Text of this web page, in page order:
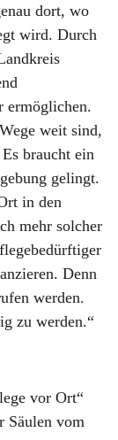
dort, wo
wird. Durch
ermöglichen.
weit sind,
braucht ein
gelingt.
in den
mehr solcher
Denn
werden.
zu werden.“
vor Ort“
Säulen vom